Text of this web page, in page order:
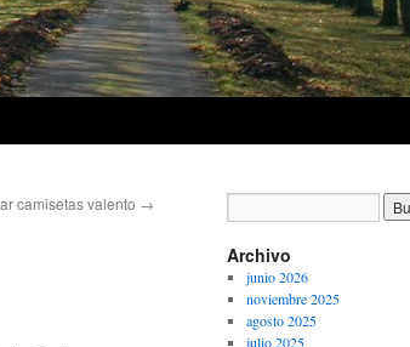
camisetas valento →
Archivo
junio 2026
noviembre 2025
agosto 2025
julio 2025